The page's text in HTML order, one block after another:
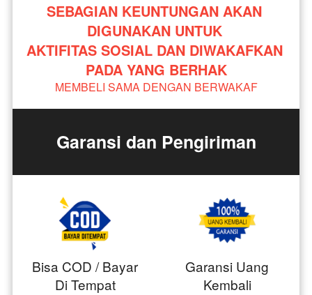
SEBAGIAN KEUNTUNGAN AKAN
DIGUNAKAN UNTUK
AKTIFITAS SOSIAL DAN DIWAKAFKAN
PADA YANG BERHAK
MEMBELI SAMA DENGAN BERWAKAF
Garansi dan Pengiriman
Bisa COD / Bayar
Di Tempat
Garansi Uang
Kembali